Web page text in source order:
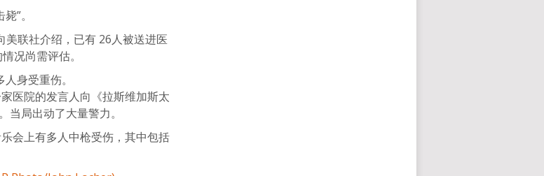
”。
联社介绍，已有 26人被送进医
况尚需评估。
身受重伤。
医院的发言人向《拉斯维加斯太
当局出动了大量警力。
会上有多人中枪受伤，其中包括